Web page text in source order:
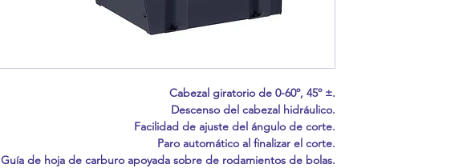
Cabezal giratorio de 0-60º, 45º ±.
Descenso del cabezal hidráulico.
Facilidad de ajuste del ángulo de corte.
Paro automático al finalizar el corte.
Guía de hoja de carburo apoyada sobre de rodamientos de bolas.